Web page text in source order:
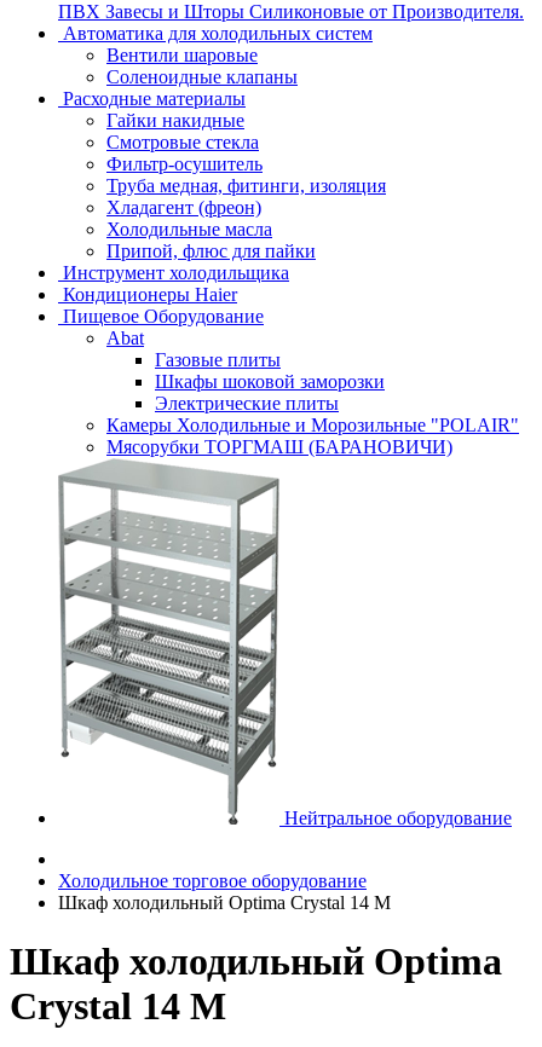
ПВХ Завесы и Шторы Силиконовые от Производителя.
Автоматика для холодильных систем
Вентили шаровые
Соленоидные клапаны
Расходные материалы
Гайки накидные
Смотровые стекла
Фильтр-осушитель
Труба медная, фитинги, изоляция
Хладагент (фреон)
Холодильные масла
Припой, флюс для пайки
Инструмент холодильщика
Кондиционеры Haier
Пищевое Оборудование
Abat
Газовые плиты
Шкафы шоковой заморозки
Электрические плиты
Камеры Холодильные и Морозильные "POLAIR"
Мясорубки ТОРГМАШ (БАРАНОВИЧИ)
Нейтральное оборудование
Холодильное торговое оборудование
Шкаф холодильный Optima Crystal 14 M
Шкаф холодильный Optima
Crystal 14 M